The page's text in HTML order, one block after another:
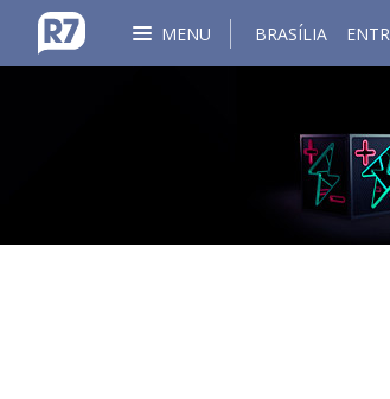
MENU BRASÍLIA